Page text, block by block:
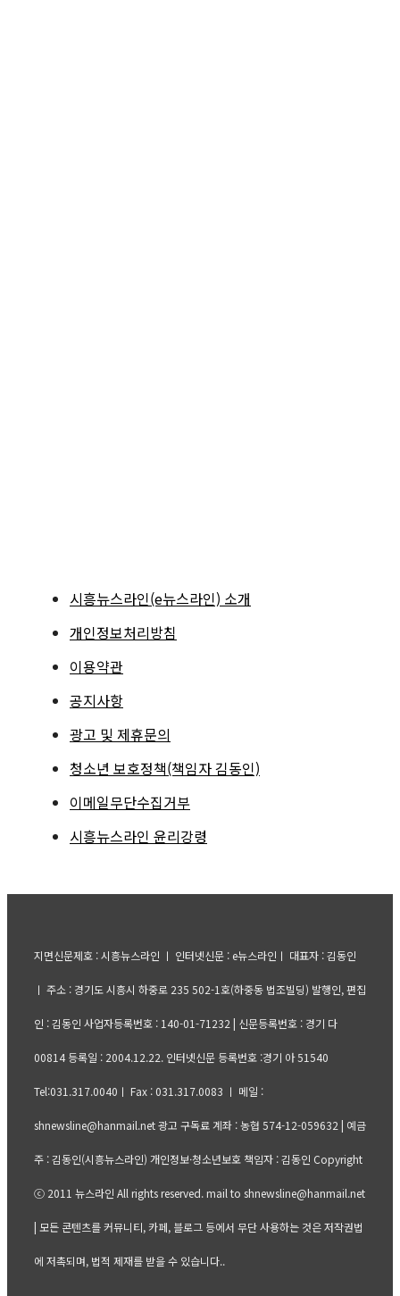
시흥뉴스라인(e뉴스라인) 소개
개인정보처리방침
이용약관
공지사항
광고 및 제휴문의
청소년 보호정책(책임자 김동인)
이메일무단수집거부
시흥뉴스라인 윤리강령
지면신문제호 : 시흥뉴스라인 ㅣ 인터넷신문 : e뉴스라인ㅣ 대표자 : 김동인
ㅣ 주소 : 경기도 시흥시 하중로 235 502-1호(하중동 법조빌딩) 발행인, 편집
인 : 김동인 사업자등록번호 : 140-01-71232 | 신문등록번호 : 경기 다
00814 등록일 : 2004.12.22. 인터넷신문 등록번호 :경기 아 51540
Tel:031.317.0040ㅣ Fax : 031.317.0083 ㅣ 메일 :
shnewsline@hanmail.net 광고 구독료 계좌 : 농협 574-12-059632 | 예금
주 : 김동인(시흥뉴스라인) 개인정보·청소년보호 책임자 : 김동인 Copyright
ⓒ 2011 뉴스라인 All rights reserved. mail to shnewsline@hanmail.net
| 모든 콘텐츠를 커뮤니티, 카페, 블로그 등에서 무단 사용하는 것은 저작권법
에 저촉되며, 법적 제재를 받을 수 있습니다..